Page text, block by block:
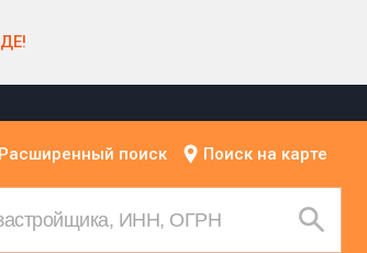
Расширенный поиск Поиск на карте